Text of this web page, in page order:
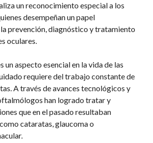
un reconocimiento especial a los
desempeñan un papel
prevención, diagnóstico y tratamiento
oculares.
un aspecto esencial en la vida de las
requiere del trabajo constante de
A través de avances tecnológicos y
han logrado tratar y
que en el pasado resultaban
cataratas, glaucoma o